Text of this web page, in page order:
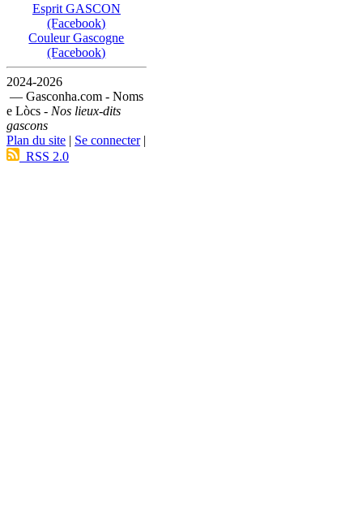
Esprit GASCON
(Facebook)
Couleur Gascogne
(Facebook)
2024-2026
— Gasconha.com - Noms
e Lòcs - Nos lieux-dits
gascons
Plan du site
Se connecter|
RSS 2.0